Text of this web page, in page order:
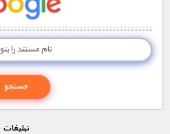
تبليغات